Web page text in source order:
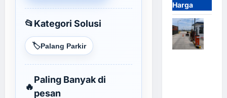
📂Kategori Solusi
🏷️Palang Parkir
🔥
Paling Banyak di
pesan
Harga